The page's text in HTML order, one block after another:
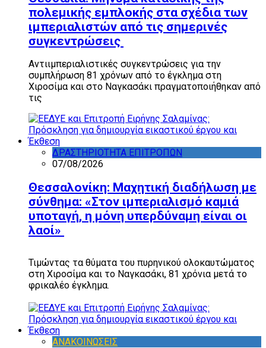
πολεμικής εμπλοκής στα σχέδια των
ιμπεριαλιστών από τις σημερινές
συγκεντρώσεις
Αντιιμπεριαλιστικές συγκεντρώσεις για την
συμπλήρωση 81 χρόνων από το έγκλημα στη
Χιροσίμα και στο Ναγκασάκι πραγματοποιήθηκαν από
τις
ΔΡΑΣΤΗΡΙΟΤΗΤΑ ΕΠΙΤΡΟΠΩΝ
07/08/2026
Θεσσαλονίκη: Μαχητική διαδήλωση με
σύνθημα: «Στον ιμπεριαλισμό καμιά
υποταγή, η μόνη υπερδύναμη είναι οι
λαοί»
Τιμώντας τα θύματα του πυρηνικού ολοκαυτώματος
στη Χιροσίμα και το Ναγκασάκι, 81 χρόνια μετά το
φρικαλέο έγκλημα.
ΑΝΑΚΟΙΝΩΣΕΙΣ